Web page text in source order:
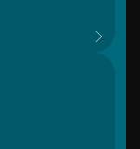
incluso con